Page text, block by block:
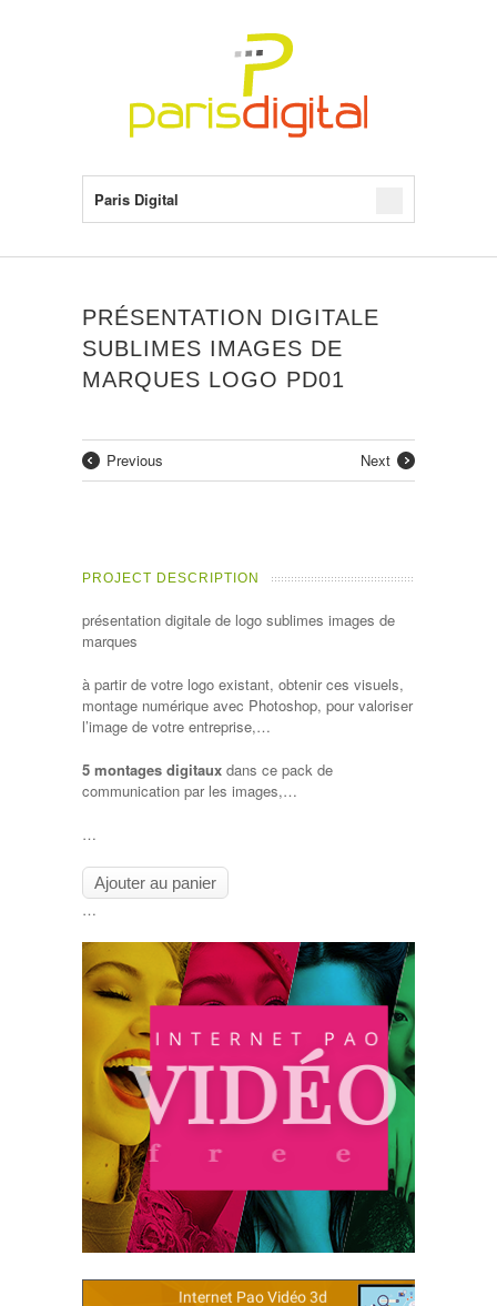
Paris Digital
PRÉSENTATION DIGITALE
SUBLIMES IMAGES DE
MARQUES LOGO PD01
Next
Previous
PROJECT DESCRIPTION
présentation digitale de logo sublimes images de
marques
à partir de votre logo existant, obtenir ces visuels,
montage numérique avec Photoshop, pour valoriser
l’image de votre entreprise,…
5 montages digitaux dans ce pack de
communication par les images,…
…
…